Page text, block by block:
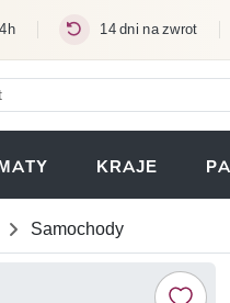
14 dni na zwrot
SIĘ W NOWEJ KARCIE)
KRAJE
Samochody